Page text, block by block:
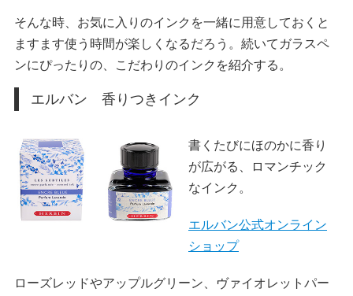
そんな時、お気に入りのインクを一緒に用意しておくと
ますます使う時間が楽しくなるだろう。続いてガラスペ
ンにぴったりの、こだわりのインクを紹介する。
エルバン 香りつきインク
書くたびにほのかに香り
が広がる、ロマンチック
なインク。
エルバン公式オンライン
ショップ
ローズレッドやアップルグリーン、ヴァイオレットパー